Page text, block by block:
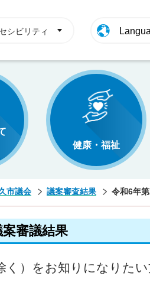
シビリティ
健康・福祉
市議会 議案審査結果 令和6年
審議結果
く）をお知りになりたい